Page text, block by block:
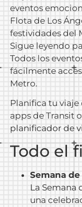
eventos
Flota de Los
festividades del
Sigue leyendo
Todos los
fácilmente
Metro.
Planifica tu viaje
apps de Transit
planificador de
Todo el
Semana
La Semana
una